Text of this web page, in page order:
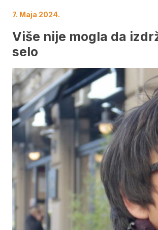
7. Maja 2024.
Više nije mogla da
selo